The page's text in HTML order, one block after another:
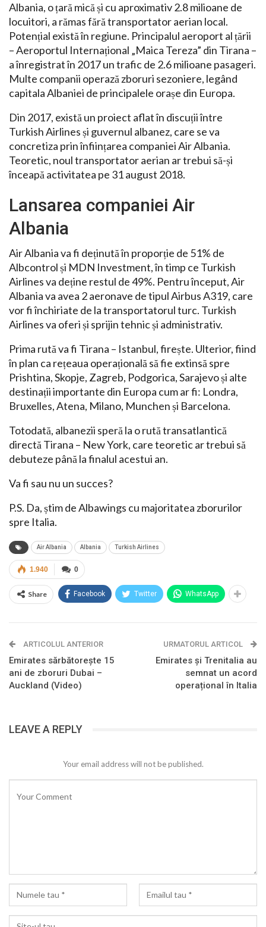
Albania, o țară mică și cu aproximativ 2.8 milioane de
locuitori, a rămas fără transportator aerian local.
Potențial există în regiune. Principalul aeroport al țării
– Aeroportul Internațional „Maica Tereza” din Tirana –
a înregistrat în 2017 un trafic de 2.6 milioane pasageri.
Multe companii operază zboruri sezoniere, legând
capitala Albaniei de principalele orașe din Europa.
Din 2017, există un proiect aflat în discuții între
Turkish Airlines și guvernul albanez, care se va
concretiza prin înființarea companiei Air Albania.
Teoretic, noul transportator aerian ar trebui să-și
înceapă activitatea pe 31 august 2018.
Lansarea companiei Air
Albania
Air Albania va fi deținută în proporție de 51% de
Albcontrol și MDN Investment, în timp ce Turkish
Airlines va deține restul de 49%. Pentru început, Air
Albania va avea 2 aeronave de tipul Airbus A319, care
vor fi închiriate de la transportatorul turc. Turkish
Airlines va oferi și sprijin tehnic și administrativ.
Prima rută va fi Tirana – Istanbul, firește. Ulterior, fiind
în plan ca rețeaua operațională să fie extinsă spre
Prishtina, Skopje, Zagreb, Podgorica, Sarajevo și alte
destinații importante din Europa cum ar fi: Londra,
Bruxelles, Atena, Milano, Munchen și Barcelona.
Totodată, albanezii speră la o rută transatlantică
directă Tirana – New York, care teoretic ar trebui să
debuteze până la finalul acestui an.
Va fi sau nu un succes?
P.S. Da, știm de Albawings cu majoritatea zborurilor
spre Italia.
Air Albania Albania Turkish Airlines
0
1.940
Share Facebook Twitter WhatsApp
ARTICOLUL ANTERIOR
Emirates sărbătorește 15
ani de zboruri Dubai –
Auckland (Video)
URMATORUL ARTICOL
Emirates și Trenitalia au
semnat un acord
operațional în Italia
LEAVE A REPLY
Your email address will not be published.